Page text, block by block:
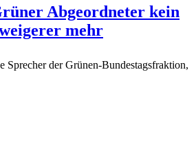
Abgeordneter kein
mehr
Sprecher der Grünen-Bundestagsfraktion,